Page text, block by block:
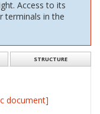
Access to its
terminals in the
STRUCTURE
document]